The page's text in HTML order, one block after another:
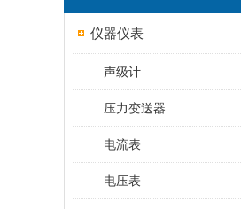
仪器仪表
声级计
压力变送器
电流表
电压表